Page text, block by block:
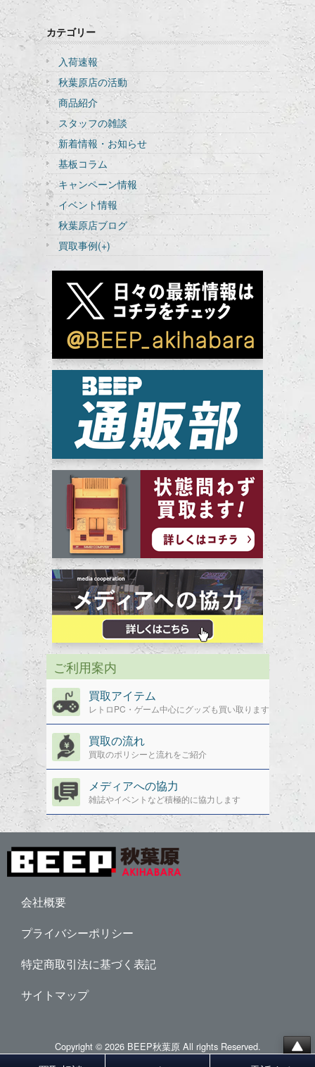
カテゴリー
入荷速報
秋葉原店の活動
商品紹介
スタッフの雑談
新着情報・お知らせ
基板コラム
キャンペーン情報
イベント情報
秋葉原店ブログ
買取事例(+)
ご利用案内
買取アイテム
レトロPC・ゲーム中心にグッズも買い取ります
買取の流れ
買取のポリシーと流れをご紹介
メディアへの協力
雑誌やイベントなど積極的に協力します
会社概要
プライバシーポリシー
特定商取引法に基づく表記
サイトマップ
Copyright © 2026 BEEP秋葉原 All rights Reserved.